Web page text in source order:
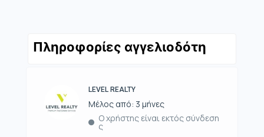
Πληροφορίες αγγελιοδότη
LEVEL REALTY
Μέλος από: 3 μήνες
Ο χρήστης είναι εκτός σύνδεση
ς